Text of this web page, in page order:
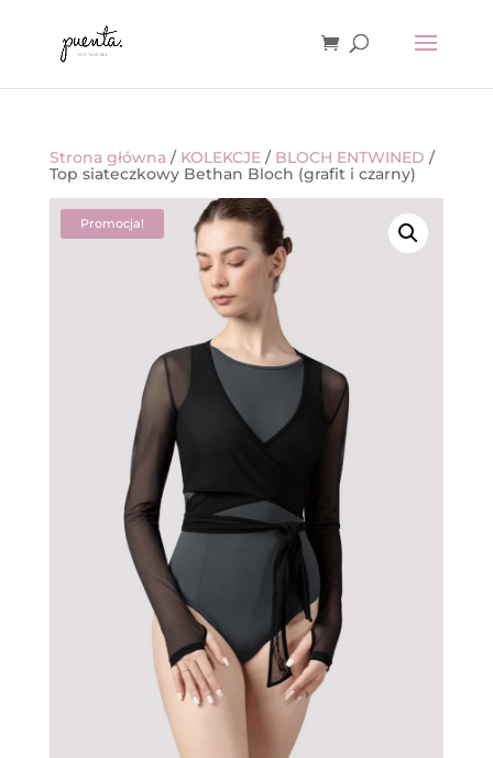
Strona główna / KOLEKCJE/ BLOCH ENTWINED /
Top siateczkowy Bethan Bloch (grafit i czarny)
Promocja!